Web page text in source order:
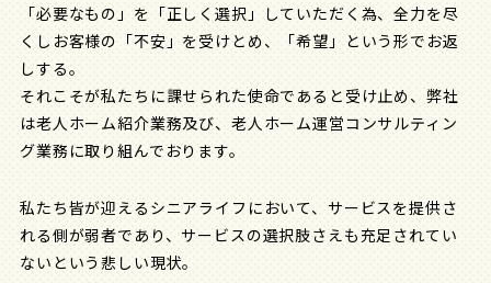
「必要なもの」を「正しく選択」していただく為、全力を尽
くしお客様の「不安」を受けとめ、「希望」という形でお返
しする。
それこそが私たちに課せられた使命であると受け止め、弊社
は老人ホーム紹介業務及び、老人ホーム運営コンサルティン
グ業務に取り組んでおります。
私たち皆が迎えるシニアライフにおいて、サービスを提供さ
れる側が弱者であり、サービスの選択肢さえも充足されてい
ないという悲しい現状。